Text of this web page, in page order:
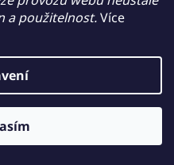
a použitelnost.Více